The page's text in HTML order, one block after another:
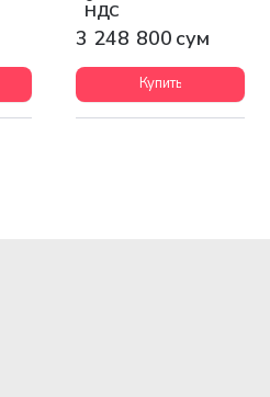
НДС
3 248 800 сум
Купить